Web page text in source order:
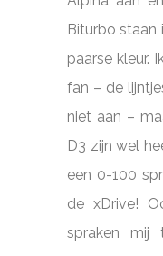
Biturbo staan
paarse kleur.
fan – de
niet aan –
D3 zijn wel
een 0-100
de xDrive!
spraken mij